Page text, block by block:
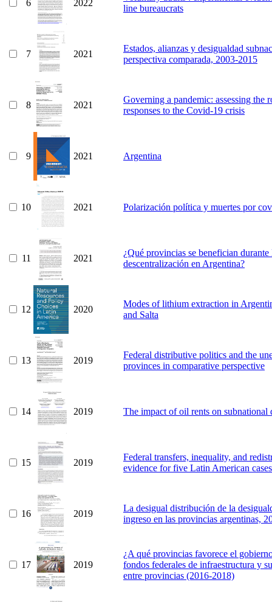
6 2022
line bureaucrats
7 2021
Estados, alianzas y desigualdad
perspectiva comparada, 2003-2015
8 2021
Governing a pandemic: assessing
responses to the Covid-19 crisis
9 2021 Argentina
10 2021 Polarización política y muertes por
11 2021
¿Qué provincias se benefician
descentralización en Argentina?
12 2020
Modes of lithium extraction in
and Salta
13 2019
Federal distributive politics and the
provinces in comparative perspective
14 2019 The impact of oil rents on
15 2019
Federal transfers, inequality, and
evidence for five Latin American cases
16 2019
La desigual distribución de la
ingreso en las provincias argentinas,
17 2019
¿A qué provincias favorece el
fondos federales de infraestructura y
entre provincias (2016-2018)